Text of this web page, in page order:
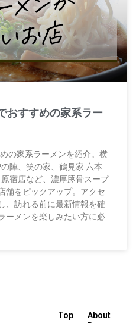
おすすめの家系ラー
の家系ラーメンを紹介。横
陣、笑の家、鶴見家 六本
宿店など、濃厚豚骨スープ
舗をピックアップ。アクセ
、訪れる前に最新情報を確
ーメンを楽しみたい方に必
Top
About